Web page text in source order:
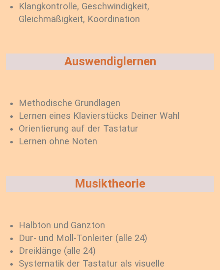
Klangkontrolle, Geschwindigkeit,
Gleichmäßigkeit, Koordination
Auswendiglernen
Methodische Grundlagen
Lernen eines Klavierstücks Deiner Wahl
Orientierung auf der Tastatur
Lernen ohne Noten
Musiktheorie
Halbton und Ganzton
Dur- und Moll-Tonleiter (alle 24)
Dreiklänge (alle 24)
Systematik der Tastatur als visuelle